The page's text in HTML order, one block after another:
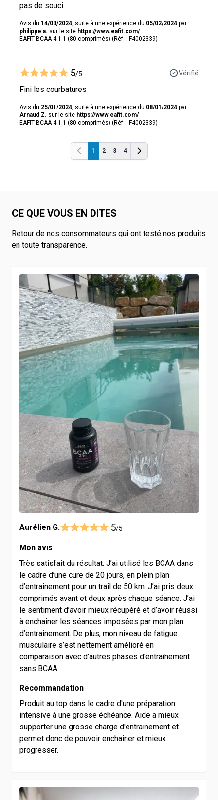
pas de souci
Avis du 14/03/2024 , suite à une expérience du 05/02/2024 par
philippe a. sur le site https://www.eafit.com/
EAFIT BCAA 4.1.1 (80 comprimés) (Réf. : F4002339)
5/5 Vérifié
Fini les courbatures
Avis du 25/01/2024 , suite à une expérience du 08/01/2024 par
Arnaud Z. sur le site https://www.eafit.com/
EAFIT BCAA 4.1.1 (80 comprimés) (Réf. : F4002339)
Précédent
1 2 3 4
Précédent
CE QUE VOUS EN DITES
Retour de nos consommateurs qui ont testé nos produits
en toute transparence.
Aurélien G. 5/5
Mon avis
Très satisfait du résultat. J’ai utilisé les BCAA dans
le cadre d’une cure de 20 jours, en plein plan
d’entraînement pour un trail de 50 km. J’ai pris deux
comprimés avant et deux après chaque séance. J’ai
le sentiment d’avoir mieux récupéré et d’avoir réussi
à enchaîner les séances imposées par mon plan
d’entraînement. De plus, mon niveau de fatigue
musculaire s’est nettement amélioré en
comparaison avec d’autres phases d’entraînement
sans BCAA.
Recommandation
Produit au top dans le cadre d'une préparation
intensive à une grosse échéance. Aide a mieux
supporter une grosse charge d'entrainement et
permet donc de pouvoir enchainer et mieux
progresser.